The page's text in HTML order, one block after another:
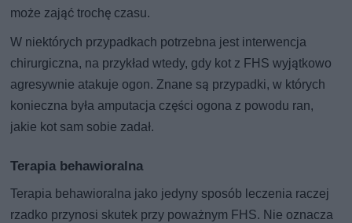
może zająć trochę czasu.
W niektórych przypadkach potrzebna jest interwencja
chirurgiczna, na przykład wtedy, gdy kot z FHS wyjątkowo
agresywnie atakuje ogon. Znane są przypadki, w których
konieczna była amputacja części ogona z powodu ran,
jakie kot sam sobie zadał.
Terapia behawioralna
Terapia behawioralna jako jedyny sposób leczenia raczej
rzadko przynosi skutek przy poważnym FHS. Nie oznacza